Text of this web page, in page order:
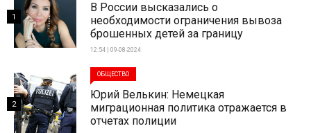
В России высказались о
необходимости ограничения вывоза
брошенных детей за границу
12:54 | 09-08-2024
1
ОБЩЕСТВО
Юрий Велькин: Немецкая
миграционная политика отражается в
отчетах полиции
2